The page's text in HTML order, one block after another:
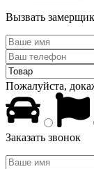
Вызвать
Пожалуйста,
Заказать звонок